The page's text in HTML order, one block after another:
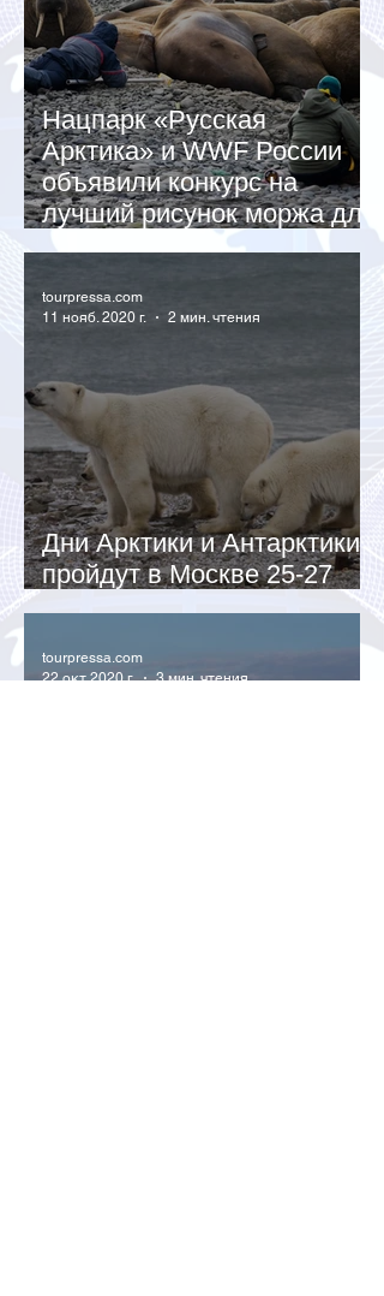
Нацпарк «Русская
Арктика» и WWF России
объявили конкурс на
лучший рисунок моржа для
нового мерча
Дни Арктики и Антарктики
пройдут в Москве 25-27
ноября
tourpressa.com
11 нояб. 2020 г.
2 мин. чтения
tourpressa.com
22 окт. 2020 г.
3 мин. чтения